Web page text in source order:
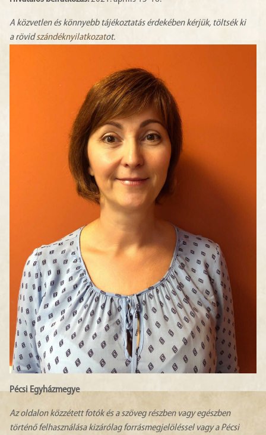
A közvetlen és könnyebb tájékoztatás érdekében kérjük, töltsék ki
a rövidszándéknyilatkozatot.
Pécsi Egyházmegye
Az oldalon közzétett fotók és a szöveg részben vagy egészben
történő felhasználása kizárólag forrásmegjelöléssel vagy a Pécsi